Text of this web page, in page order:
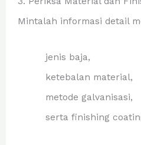
Mintalah informasi detail
jenis baja,
ketebalan material,
metode galvanisasi,
serta finishing